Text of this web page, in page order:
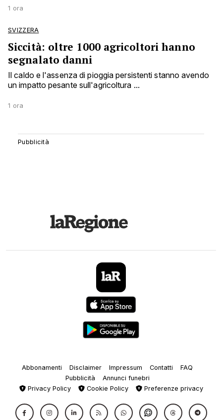
1 ora
SVIZZERA
Siccità: oltre 1000 agricoltori hanno
segnalato danni
Il caldo e l'assenza di pioggia persistenti stanno avendo
un impatto pesante sull'agricoltura ...
1 ora
Abbonamenti Disclaimer Impressum Contatti
FAQ
Pubblicità
Annunci funebri
Privacy Policy
Cookie Policy Preferenze privacy